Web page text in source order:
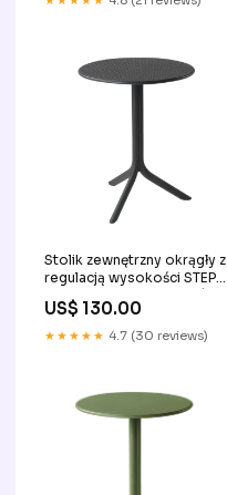
Stolik zewnętrzny okrągły z
regulacją wysokości STEP
antracytowy przedpokój
US$ 130.00
★★★★★ 4.7 (30 reviews)